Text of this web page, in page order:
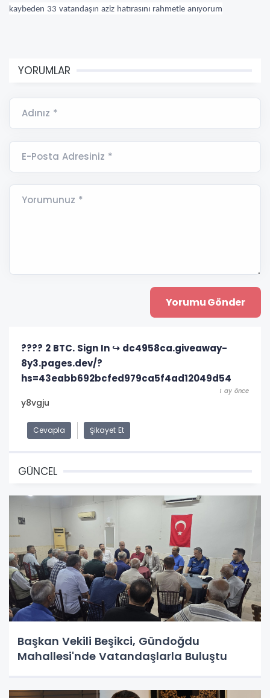
kaybeden 33 vatandaşın aziz hatırasını rahmetle anıyorum
YORUMLAR
Adınız *
E-Posta Adresiniz *
Yorumunuz *
???? 2 BTC. Sign In ↪ dc4958ca.giveaway-
8y3.pages.dev/?
hs=43eabb692bcfed979ca5f4ad12049d54
1 ay önce
y8vgju
Cevapla Şikayet Et
GÜNCEL
Başkan Vekili Beşikci, Gündoğdu
Mahallesi'nde Vatandaşlarla Buluştu